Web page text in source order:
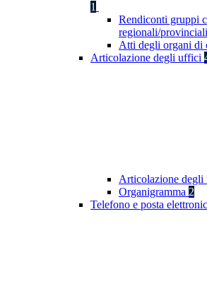
1
Rendiconti gruppi
regionali/provinciali
Atti degli organi di
Articolazione degli uffici
Articolazione degli
Organigramma 2
Telefono e posta